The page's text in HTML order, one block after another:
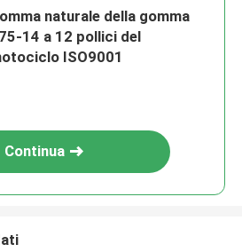
naturale della gomma
14 a 12 pollici del
ISO9001
Continua